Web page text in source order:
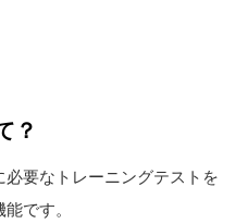
？
要なトレーニングテストを
です。